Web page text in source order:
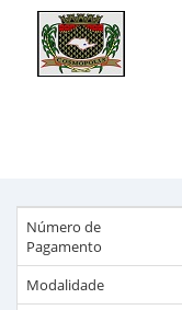
Número de
Pagamento
Modalidade